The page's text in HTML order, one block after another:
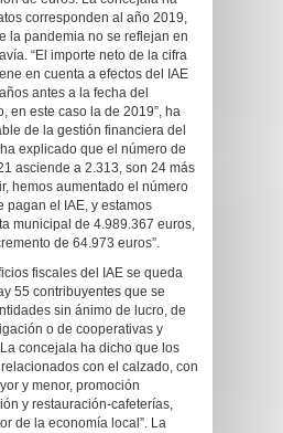
corresponden al año 2019,
la pandemia no se reflejan en
“El importe neto de la cifra
en cuenta a efectos del IAE
antes a la fecha del
en este caso la de 2019”, ha
de la gestión financiera del
explicado que el número de
asciende a 2.313, son 24 más
hemos aumentado el número
pagan el IAE, y estamos
municipal de 4.989.367 euros,
de 64.973 euros”.
fiscales del IAE se queda
55 contribuyentes que se
sin ánimo de lucro, de
o de cooperativas y
concejala ha dicho que los
con el calzado, con
y menor, promoción
y restauración-cafeterías,
de la economía local”. La